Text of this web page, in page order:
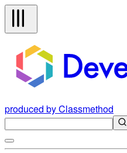
produced by Classmethod